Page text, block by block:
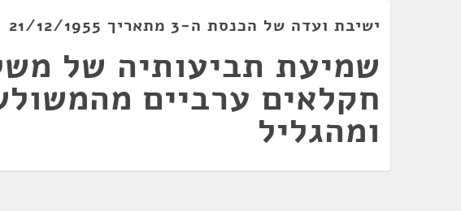
ישיבת ועדה של הכנסת ה-3 מתאריך 21/12/1955
שמיעת תביעותיה של
חקלאים ערביים
ומהגליל